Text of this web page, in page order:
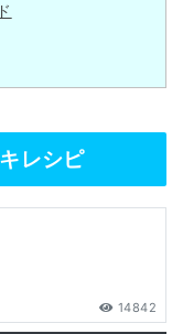
レシピ
14842